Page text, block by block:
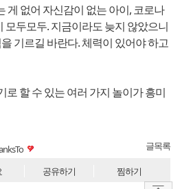
게 없어 자신감이 없는 아이, 코로나
모두모두. 지금이라도 늦지 않았으니
기르길 바란다. 체력이 있어야 하고
로 할 수 있는 여러 가지 놀이가 흥미
글목록
공유하기 찜하기